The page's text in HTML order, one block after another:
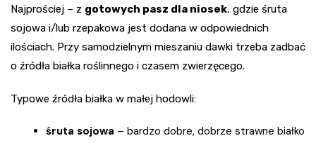
Najprościej – z gotowych pasz dla niosek, gdzie śruta
sojowa i/lub rzepakowa jest dodana w odpowiednich
ilościach. Przy samodzielnym mieszaniu dawki trzeba zadbać
o źródła białka roślinnego i czasem zwierzęcego.
Typowe źródła białka w małej hodowli:
śruta sojowa – bardzo dobre, dobrze strawne białko